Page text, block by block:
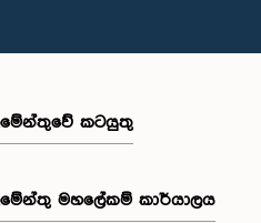
කටයුතු
මහලේකම් කාර්යාලය